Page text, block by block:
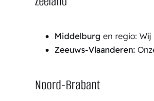
Middelburg en regio: Wij
Zeeuws-Vlaanderen:
Noord-Brabant